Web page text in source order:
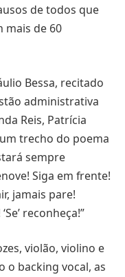
de todos que
mais de 60
Bessa, recitado
administrativa
Reis, Patrícia
trecho do poema
sempre
Siga em frente!
jamais pare!
reconheça!”
violão, violino e
o backing vocal, as